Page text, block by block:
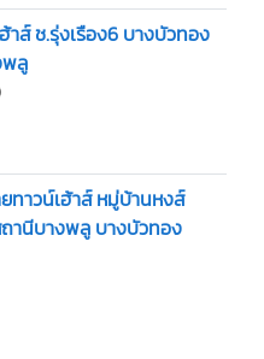
าส์ ช.รุ่งเรือง6 บางบัวทอง
พลู
ทาวน์เฮ้าส์ หมู่บ้านหงส์
ถานีบางพลู บางบัวทอง